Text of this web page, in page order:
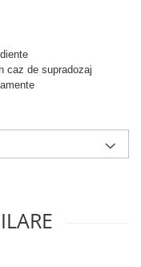
caz de supradozaj